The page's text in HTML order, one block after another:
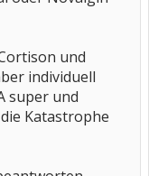
und
individuell
super und
Katastrophe